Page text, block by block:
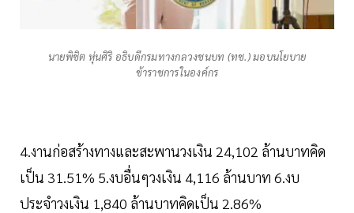
นายพิชิต หุ่นศิริ อธิบดีกรมทางกลวงชนบท (ทช.) มอบนโยบาย
ข้าราชการในองค์กร
4.งานก่อสร้างทางและสะพานวงเงิน 24,102 ล้านบาทคิด
เป็น 31.51% 5.งบอื่นๆวงเงิน 4,116 ล้านบาท 6.งบ
ประจำวงเงิน 1,840 ล้านบาทคิดเป็น 2.86%